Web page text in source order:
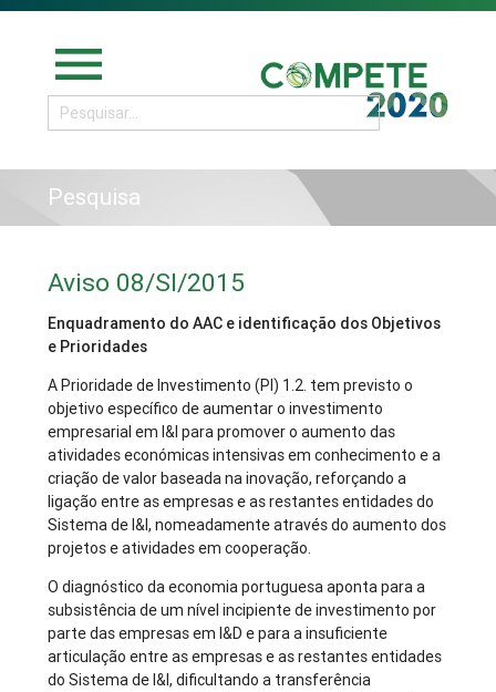
menu
Pesquisa
Aviso 08/SI/2015
Enquadramento do AAC e identificação dos Objetivos
e Prioridades
A Prioridade de Investimento (PI) 1.2. tem previsto o
objetivo específico de aumentar o investimento
empresarial em I&I para promover o aumento das
atividades económicas intensivas em conhecimento e a
criação de valor baseada na inovação, reforçando a
ligação entre as empresas e as restantes entidades do
Sistema de I&I, nomeadamente através do aumento dos
projetos e atividades em cooperação.
O diagnóstico da economia portuguesa aponta para a
subsistência de um nível incipiente de investimento por
parte das empresas em I&D e para a insuficiente
articulação entre as empresas e as restantes entidades
do Sistema de I&I, dificultando a transferência